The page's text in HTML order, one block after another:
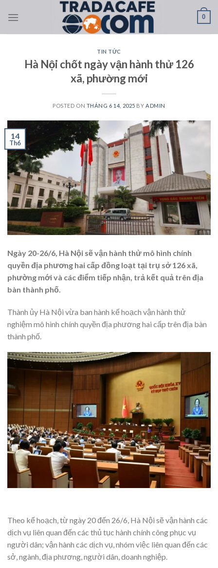
0
TIN TỨC
Hà Nội chốt ngày vận hành thử 126
xã, phường mới
POSTED ON THÁNG 6 14, 2025 BY ADMIN
14
Th6
Ngày 20-26/6, Hà Nội sẽ vận hành thử mô hình chính
quyền địa phương hai cấp đồng loạt tại trụ sở 126 xã,
phường mới và các điểm tiếp nhận, trả kết quả trên địa
bàn thành phố.
Thành ủy Hà Nội vừa ban hành kế hoạch vận hành thử
nghiệm mô hình chính quyền địa phương hai cấp trên địa bàn
thành phố.
Theo kế hoạch, từ ngày 20 đến 26/6, Hà Nội sẽ vận hành các
dịch vụ liên quan đến các thủ tục hành chính công phục vụ
người dân; vận hành các dịch vụ, nhóm việc liên quan đến các
sở, ngành, địa phương, người dân, doanh nghiệp.